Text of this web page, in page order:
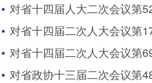
对省十四届人大二次会议第
对省十四届二次人大会议第
对省十四届二次人大会议第
对省政协十三届二次会议第